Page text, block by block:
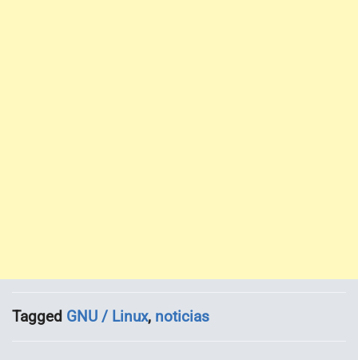
Tagged GNU / Linux, noticias